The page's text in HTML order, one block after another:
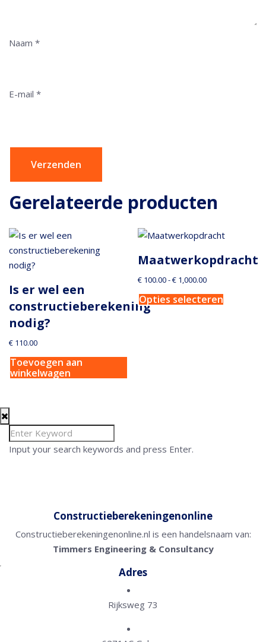
Naam *
E-mail *
Gerelateerde producten
Is er wel een
constructieberekening
nodig?
€ 110.00
Toevoegen aan
winkelwagen
Maatwerkopdracht
€ 100.00-€ 1,000.00
Opties selecteren
Input your search keywords and press Enter.
Constructieberekeningenonline
Constructieberekeningenonline.nl is een handelsnaam van:
Timmers Engineering & Consultancy
Adres
Rijksweg 73